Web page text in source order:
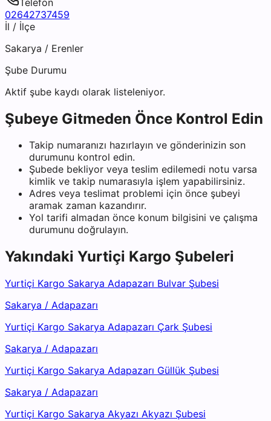
02642737459
İl / İlçe
Sakarya / Erenler
Şube Durumu
Aktif şube kaydı olarak listeleniyor.
Şubeye Gitmeden Önce Kontrol Edin
Takip numaranızı hazırlayın ve gönderinizin son
durumunu kontrol edin.
Şubede bekliyor veya teslim edilemedi notu varsa
kimlik ve takip numarasıyla işlem yapabilirsiniz.
Adres veya teslimat problemi için önce şubeyi
aramak zaman kazandırır.
Yol tarifi almadan önce konum bilgisini ve çalışma
durumunu doğrulayın.
Yakındaki Yurtiçi Kargo Şubeleri
Yurtiçi Kargo Sakarya Adapazarı Bulvar Şubesi
Sakarya / Adapazarı
Yurtiçi Kargo Sakarya Adapazarı Çark Şubesi
Sakarya / Adapazarı
Yurtiçi Kargo Sakarya Adapazarı Güllük Şubesi
Sakarya / Adapazarı
Yurtiçi Kargo Sakarya Akyazı Akyazı Şubesi